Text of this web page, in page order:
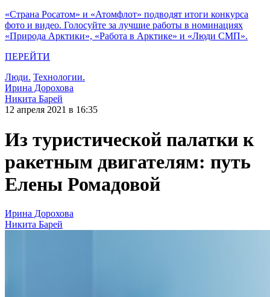
«Страна Росатом» и «Атомфлот» подводят итоги конкурса
фото и видео. Голосуйте за лучшие работы в номинациях
«Природа Арктики», «Работа в Арктике» и «Люди СМП».
ПЕРЕЙТИ
Люди. Технологии.
Ирина Дорохова
Никита Барей
12 апреля 2021 в 16:35
Из туристической палатки к
ракетным двигателям: путь
Елены Ромадовой
Ирина Дорохова
Никита Барей